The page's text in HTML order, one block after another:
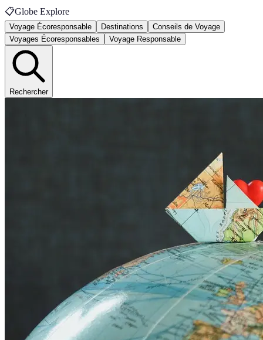
📋Globe Explore
Voyage Écoresponsable Destinations
Conseils de Voyage
Voyages Écoresponsables
Voyage Responsable
Rechercher